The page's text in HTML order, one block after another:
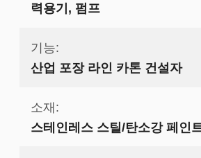
력용기, 펌프
기능:
산업 포장 라인 카톤 건설자
소재:
스테인레스 스틸/탄소강 페인